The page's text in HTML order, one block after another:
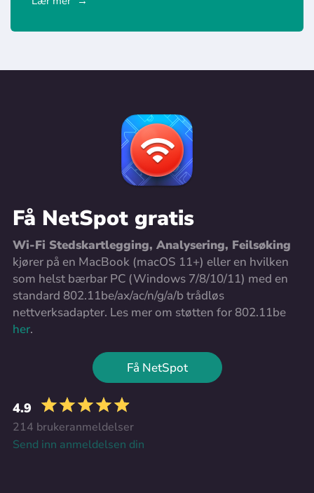
Få NetSpot gratis
Wi-Fi Stedskartlegging, Analysering, Feilsøking
kjører på en MacBook (macOS 11+) eller en hvilken
som helst bærbar PC (Windows 7/8/10/11) med en
standard 802.11be/ax/ac/n/g/a/b trådløs
nettverksadapter. Les mer om støtten for 802.11be
her.
Få NetSpot
4.9
214 brukeranmeldelser
Send inn anmeldelsen din